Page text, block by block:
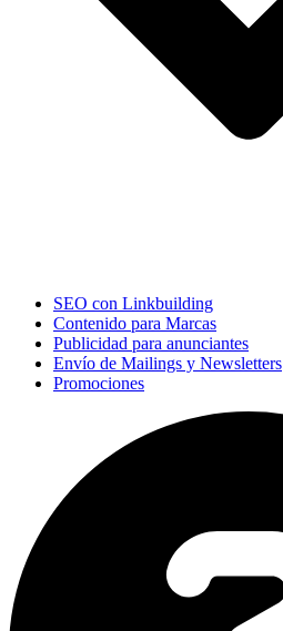
SEO con Linkbuilding
Contenido para Marcas
Publicidad para anunciantes
Envío de Mailings y Newsletters
Promociones